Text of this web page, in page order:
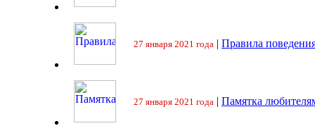
27 января 2021 года | Правила
27 января 2021 года | Памятка